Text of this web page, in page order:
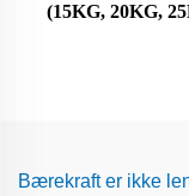
(15KG, 20KG,
Bærekraft er ikke